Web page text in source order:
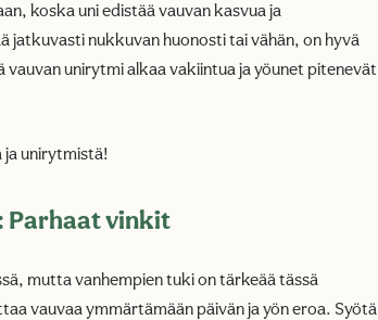
koska uni edistää vauvan kasvua ja
jatkuvasti nukkuvan huonosti tai vähän, on hyvä
vauvan unirytmi alkaa vakiintua ja yöunet pitenevät
ja unirytmistä!
Parhaat vinkit
mutta vanhempien tuki on tärkeää tässä
vauvaa ymmärtämään päivän ja yön eroa. Syötä